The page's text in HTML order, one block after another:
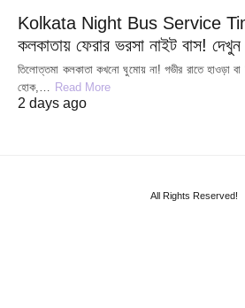
Kolkata Night Bus Service
কলকাতায় ফেরার ভরসা নাইট বাস!
তিলোত্তমা কলকাতা কখনো ঘুমোয় না! গভীর রাতে হাওড়া বা
হোক,… Read More
2 days ago
All Rights Reserved!